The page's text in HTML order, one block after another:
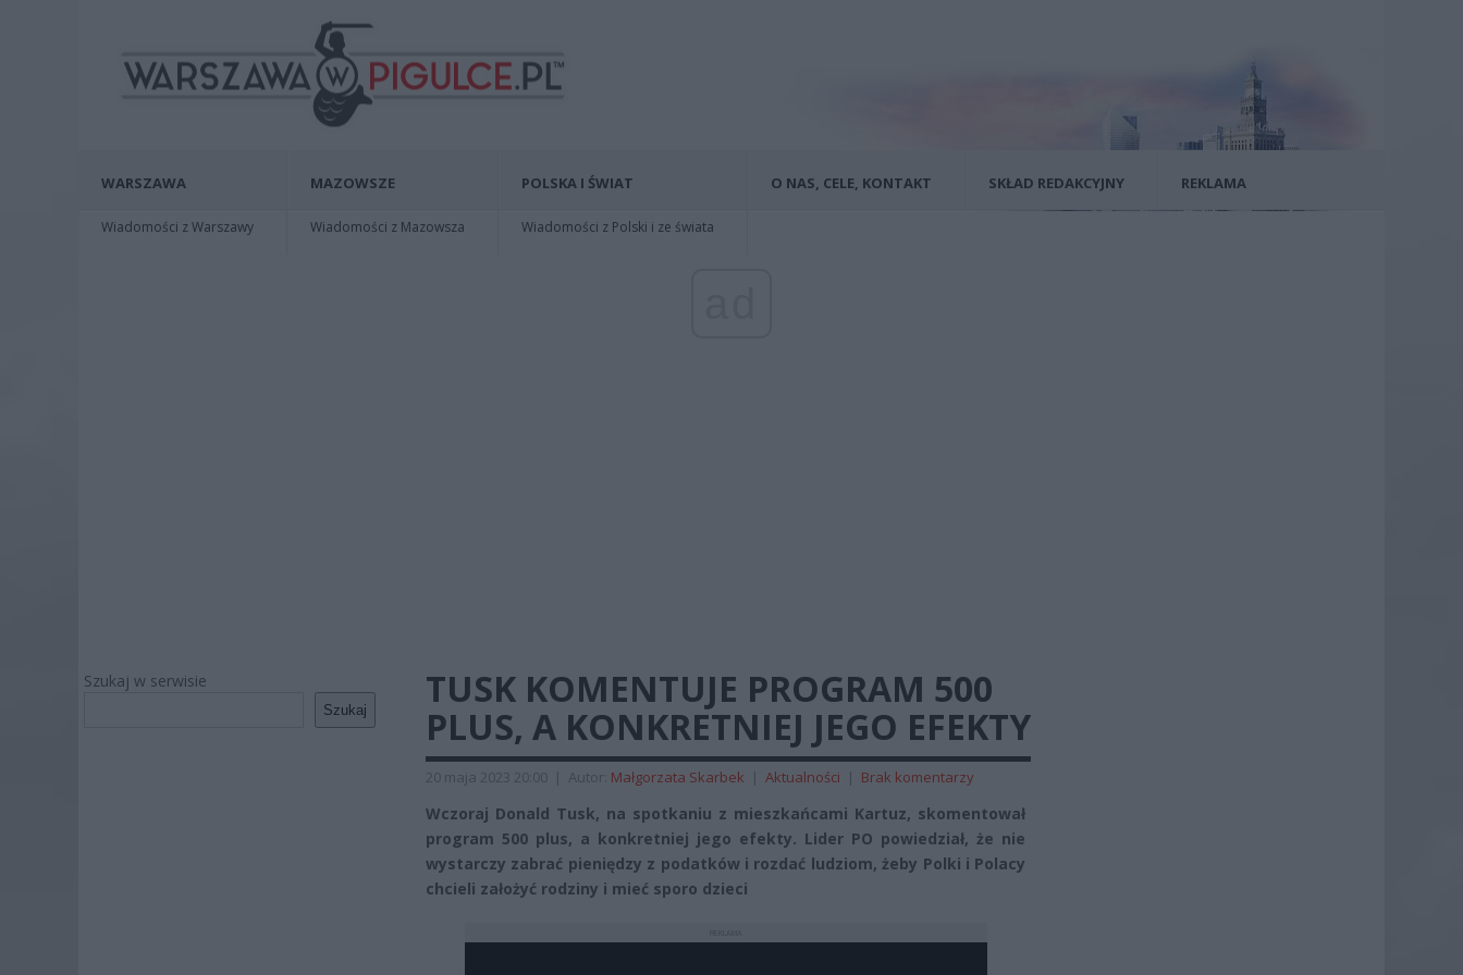
WARSZAWA
Wiadomości z Warszawy
MAZOWSZE
Wiadomości z Mazowsza
POLSKA I ŚWIAT
Wiadomości z Polski i ze świata
O NAS, CELE, KONTAKT SKŁAD REDAKCYJNY REKLAMA
Szukaj w serwisie
Szukaj
TUSK KOMENTUJE PROGRAM 500
PLUS, A KONKRETNIEJ JEGO EFEKTY
20 maja 2023 20:00 | Autor: Małgorzata Skarbek | Aktualności | Brak komentarzy
Wczoraj Donald Tusk, na spotkaniu z mieszkańcami Kartuz, skomentował
program 500 plus, a konkretniej jego efekty. Lider PO powiedział, że nie
wystarczy zabrać pieniędzy z podatków i rozdać ludziom, żeby Polki i Polacy
chcieli założyć rodziny i mieć sporo dzieci